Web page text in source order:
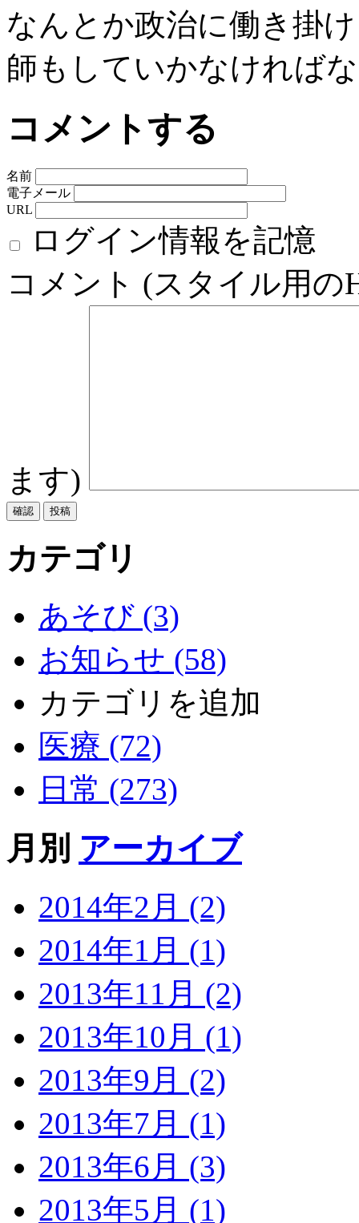
なんとか政治に働き掛
師もしていかなければ
コメントする
名前
電子メール
URL
ログイン情報を記憶
コメント (スタイル用
ます)
カテゴリ
あそび (3)
お知らせ (58)
カテゴリを追加
医療 (72)
日常 (273)
月別 アーカイブ
2014年2月 (2)
2014年1月 (1)
2013年11月 (2)
2013年10月 (1)
2013年9月 (2)
2013年7月 (1)
2013年6月 (3)
2013年5月 (1)